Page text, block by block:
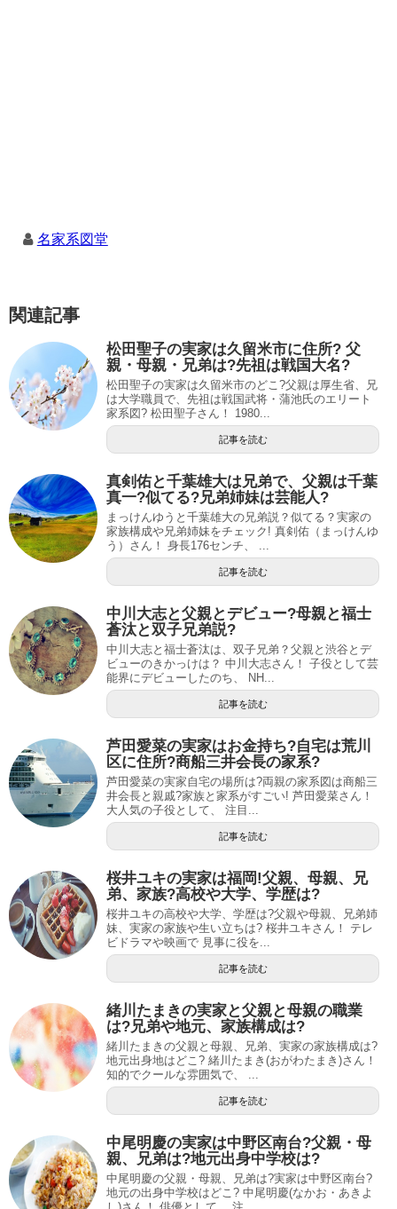
名家系図堂
関連記事
松田聖子の実家は久留米市に住所? 父
親・母親・兄弟は?先祖は戦国大名?
松田聖子の実家は久留米市のどこ?父親は厚生省、兄
は大学職員で、先祖は戦国武将・蒲池氏のエリート
家系図? 松田聖子さん！ 1980...
記事を読む
真剣佑と千葉雄大は兄弟で、父親は千葉
真一?似てる?兄弟姉妹は芸能人?
まっけんゆうと千葉雄大の兄弟説？似てる？実家の
家族構成や兄弟姉妹をチェック! 真剣佑（まっけんゆ
う）さん！ 身長176センチ、 ...
記事を読む
中川大志と父親とデビュー?母親と福士
蒼汰と双子兄弟説?
中川大志と福士蒼汰は、双子兄弟？父親と渋谷とデ
ビューのきかっけは？ 中川大志さん！ 子役として芸
能界にデビューしたのち、 NH...
記事を読む
芦田愛菜の実家はお金持ち?自宅は荒川
区に住所?商船三井会長の家系?
芦田愛菜の実家自宅の場所は?両親の家系図は商船三
井会長と親戚?家族と家系がすごい! 芦田愛菜さん！
大人気の子役として、 注目...
記事を読む
桜井ユキの実家は福岡!父親、母親、兄
弟、家族?高校や大学、学歴は?
桜井ユキの高校や大学、学歴は?父親や母親、兄弟姉
妹、実家の家族や生い立ちは? 桜井ユキさん！ テレ
ビドラマや映画で 見事に役を...
記事を読む
緒川たまきの実家と父親と母親の職業
は?兄弟や地元、家族構成は?
緒川たまきの父親と母親、兄弟、実家の家族構成は?
地元出身地はどこ? 緒川たまき(おがわたまき)さん！
知的でクールな雰囲気で、 ...
記事を読む
中尾明慶の実家は中野区南台?父親・母
親、兄弟は?地元出身中学校は?
中尾明慶の父親・母親、兄弟は?実家は中野区南台?
地元の出身中学校はどこ? 中尾明慶(なかお・あきよ